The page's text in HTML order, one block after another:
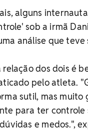
alguns
sob a irmã
análise que
relação dos dois é
pelo atleta.
sutil, mas
para ter
e medos.",